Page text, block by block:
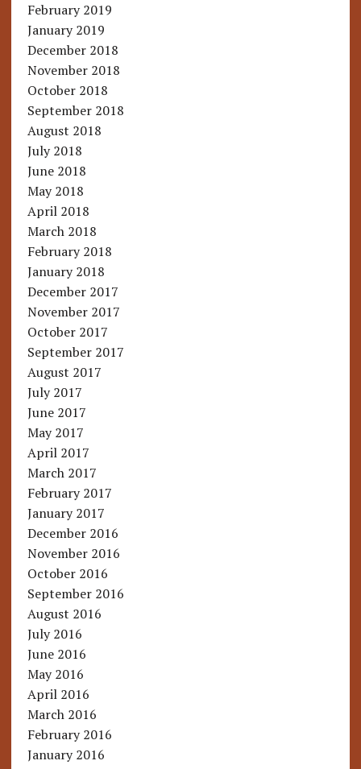
February 2019
January 2019
December 2018
November 2018
October 2018
September 2018
August 2018
July 2018
June 2018
May 2018
April 2018
March 2018
February 2018
January 2018
December 2017
November 2017
October 2017
September 2017
August 2017
July 2017
June 2017
May 2017
April 2017
March 2017
February 2017
January 2017
December 2016
November 2016
October 2016
September 2016
August 2016
July 2016
June 2016
May 2016
April 2016
March 2016
February 2016
January 2016